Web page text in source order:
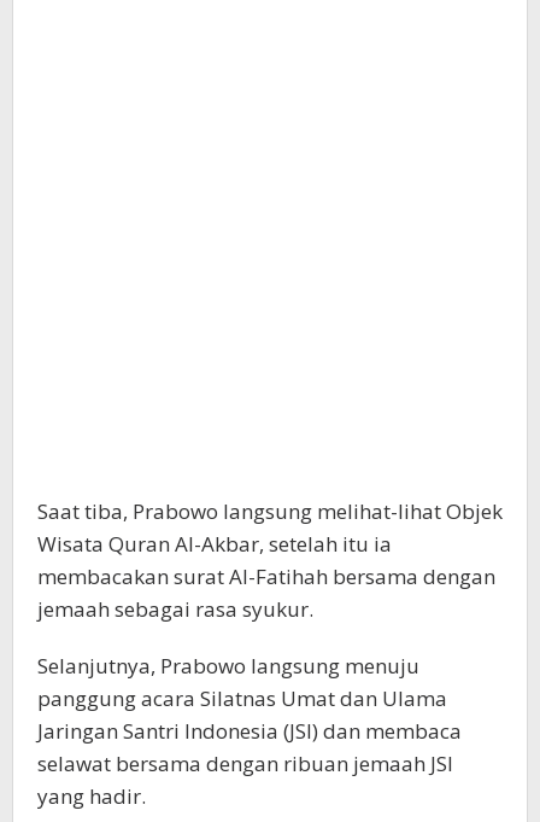
Saat tiba, Prabowo langsung melihat-lihat Objek
Wisata Quran Al-Akbar, setelah itu ia
membacakan surat Al-Fatihah bersama dengan
jemaah sebagai rasa syukur.
Selanjutnya, Prabowo langsung menuju
panggung acara Silatnas Umat dan Ulama
Jaringan Santri Indonesia (JSI) dan membaca
selawat bersama dengan ribuan jemaah JSI
yang hadir.